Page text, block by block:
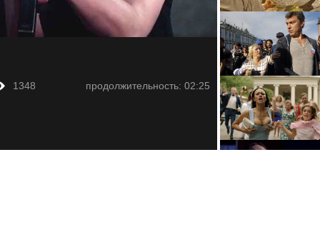
1348 продолжительность: 02:25